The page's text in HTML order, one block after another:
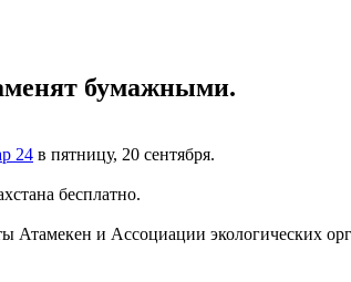
бумажными.
24 в пятницу, 20 сентября.
бесплатно.
Атамекен и Ассоциации экологических